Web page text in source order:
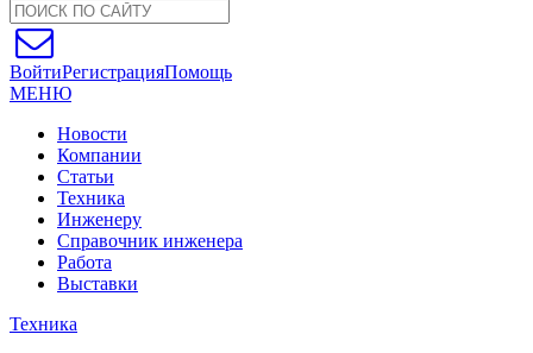
ВойтиРегистрацияПомощь
МЕНЮ
Новости
Компании
Статьи
Техника
Инженеру
Справочник инженера
Работа
Выставки
Техника